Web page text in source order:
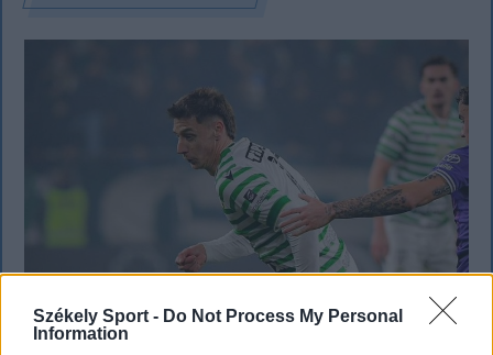
Székely Sport - Do Not Process My Personal
Information